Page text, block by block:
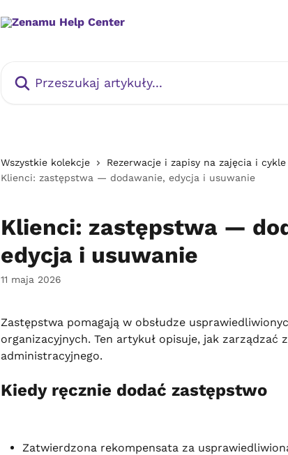
Wszystkie kolekcje
Rezerwacje i zapisy na zajęcia i cykle
Klienci: zastępstwa — dodawanie, edycja i usuwanie
Klienci: zastępstwa —
edycja i usuwanie
11 maja 2026
Zastępstwa pomagają w obsłudze
organizacyjnych. Ten artykuł opisuje, jak zarządzać
administracyjnego.
Kiedy ręcznie dodać zastępstwo
Zatwierdzona rekompensata za